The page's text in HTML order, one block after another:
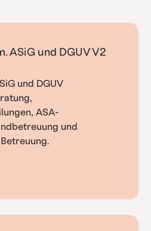
ASiG und DGUV V2
und DGUV
ASA-
und